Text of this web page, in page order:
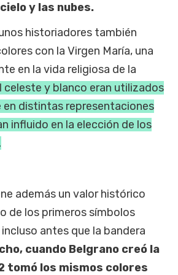
y las nubes.
historiadores también
con la Virgen María, una
en la vida religiosa de la
celeste y blanco eran utilizados
distintas representaciones
influido en la elección de los
además un valor histórico
de los primeros símbolos
antes que la bandera
cuando Belgrano creó la
tomó los mismos colores